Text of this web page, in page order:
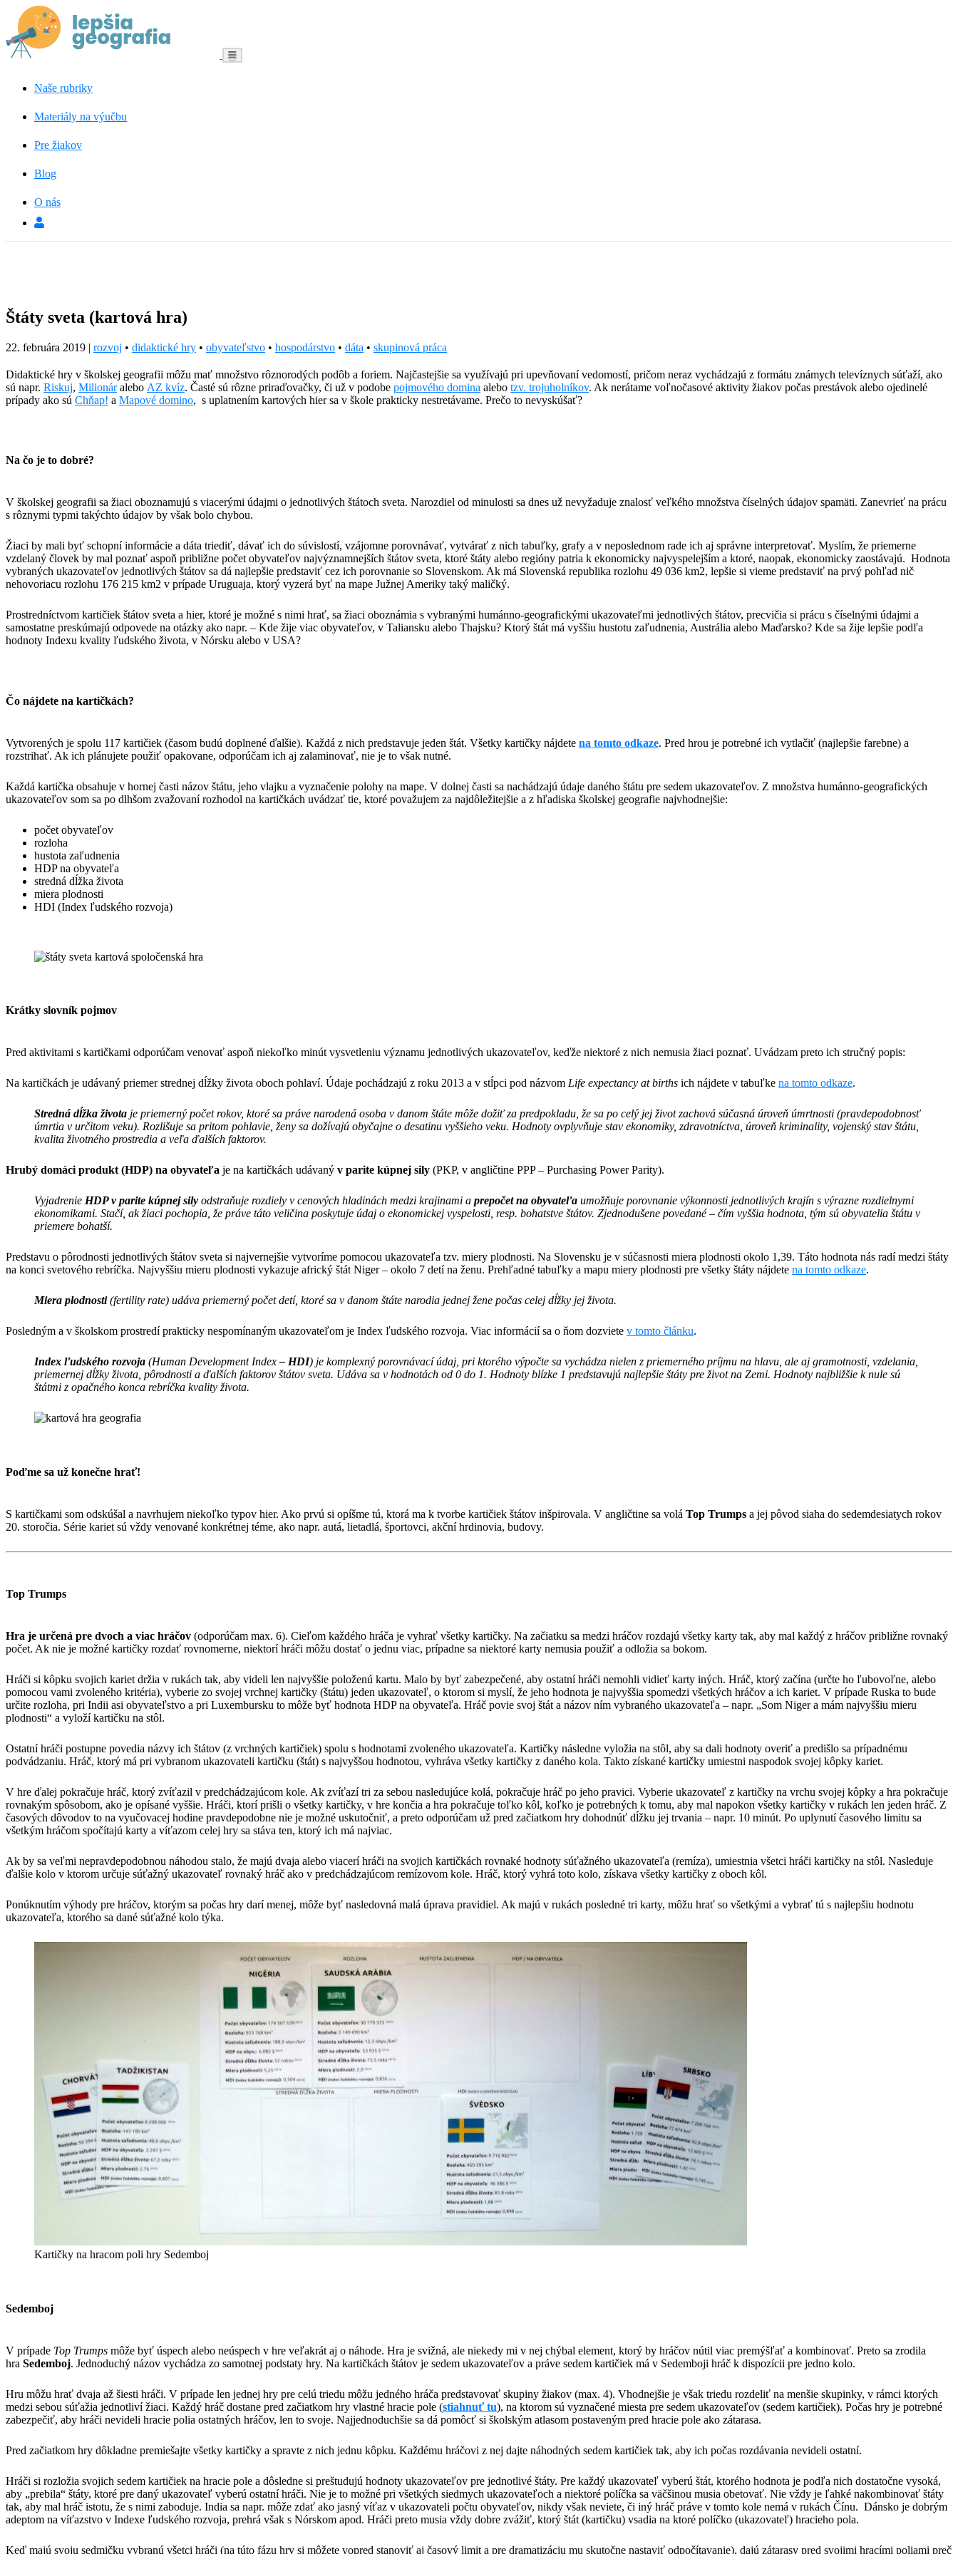
Menu
Naše rubriky
Materiály na výučbu
Pre žiakov
Blog
O nás
Štáty sveta (kartová hra)
22. februára 2019 | rozvoj • didaktické hry • obyvateľstvo • hospodárstvo • dáta • skupinová práca
Didaktické hry v školskej geografii môžu mať množstvo rôznorodých podôb a foriem. Najčastejšie sa využívajú pri upevňovaní vedomostí, pričom neraz vychádzajú z formátu známych televíznych súťaží, ako
sú napr. Riskuj, Milionáralebo AZ kvíz. Časté sú rôzne priraďovačky, či už v podobe pojmového domina alebo tzv. trojuholníkov. Ak nerátame voľnočasové aktivity žiakov počas prestávok alebo ojedinelé
prípady ako sú Chňap! a Mapové domino, s uplatnením kartových hier sa v škole prakticky nestretávame. Prečo to nevyskúšať?
Na čo je to dobré?
V školskej geografii sa žiaci oboznamujú s viacerými údajmi o jednotlivých štátoch sveta. Narozdiel od minulosti sa dnes už nevyžaduje znalosť veľkého množstva číselných údajov spamäti. Zanevrieť na prácu
s rôznymi typmi takýchto údajov by však bolo chybou.
Žiaci by mali byť schopní informácie a dáta triediť, dávať ich do súvislostí, vzájomne porovnávať, vytvárať z nich tabuľky, grafy a v neposlednom rade ich aj správne interpretovať. Myslím, že priemerne
vzdelaný človek by mal poznať aspoň približne počet obyvateľov najvýznamnejších štátov sveta, ktoré štáty alebo regióny patria k ekonomicky najvyspelejším a ktoré, naopak, ekonomicky zaostávajú. Hodnota
vybraných ukazovateľov jednotlivých štátov sa dá najlepšie predstaviť cez ich porovnanie so Slovenskom. Ak má Slovenská republika rozlohu 49 036 km2, lepšie si vieme predstaviť na prvý pohľad nič
nehovoriacu rozlohu 176 215 km2 v prípade Uruguaja, ktorý vyzerá byť na mape Južnej Ameriky taký maličký.
Prostredníctvom kartičiek štátov sveta a hier, ktoré je možné s nimi hrať, sa žiaci oboznámia s vybranými humánno-geografickými ukazovateľmi jednotlivých štátov, precvičia si prácu s číselnými údajmi a
samostatne preskúmajú odpovede na otázky ako napr. – Kde žije viac obyvateľov, v Taliansku alebo Thajsku? Ktorý štát má vyššiu hustotu zaľudnenia, Austrália alebo Maďarsko? Kde sa žije lepšie podľa
hodnoty Indexu kvality ľudského života, v Nórsku alebo v USA?
Čo nájdete na kartičkách?
Vytvorených je spolu 117 kartičiek (časom budú doplnené ďalšie). Každá z nich predstavuje jeden štát. Všetky kartičky nájdete na tomto odkaze. Pred hrou je potrebné ich vytlačiť (najlepšie farebne) a
rozstrihať. Ak ich plánujete použiť opakovane, odporúčam ich aj zalaminovať, nie je to však nutné.
Každá kartička obsahuje v hornej časti názov štátu, jeho vlajku a vyznačenie polohy na mape. V dolnej časti sa nachádzajú údaje daného štátu pre sedem ukazovateľov. Z množstva humánno-geografických
ukazovateľov som sa po dlhšom zvažovaní rozhodol na kartičkách uvádzať tie, ktoré považujem za najdôležitejšie a z hľadiska školskej geografie najvhodnejšie:
počet obyvateľov
rozloha
hustota zaľudnenia
HDP na obyvateľa
stredná dĺžka života
miera plodnosti
HDI (Index ľudského rozvoja)
Krátky slovník pojmov
Pred aktivitami s kartičkami odporúčam venovať aspoň niekoľko minút vysvetleniu významu jednotlivých ukazovateľov, keďže niektoré z nich nemusia žiaci poznať. Uvádzam preto ich stručný popis:
Na kartičkách je udávaný priemer strednej dĺžky života oboch pohlaví. Údaje pochádzajú z roku 2013 a v stĺpci pod názvom Life expectancy at births ich nájdete v tabuľke na tomto odkaze.
Stredná dĺžka života je priemerný počet rokov, ktoré sa práve narodená osoba v danom štáte môže dožiť za predpokladu, že sa po celý jej život zachová súčasná úroveň úmrtnosti (pravdepodobnosť
úmrtia v určitom veku). Rozlišuje sa pritom pohlavie, ženy sa dožívajú obyčajne o desatinu vyššieho veku. Hodnoty ovplyvňuje stav ekonomiky, zdravotníctva, úroveň kriminality, vojenský stav štátu,
kvalita životného prostredia a veľa ďalších faktorov.
Hrubý domáci produkt (HDP) na obyvateľa je na kartičkách udávaný v parite kúpnej sily (PKP, v angličtine PPP – Purchasing Power Parity).
Vyjadrenie HDP v parite kúpnej sily odstraňuje rozdiely v cenových hladinách medzi krajinami a prepočet na obyvateľa umožňuje porovnanie výkonnosti jednotlivých krajín s výrazne rozdielnymi
ekonomikami. Stačí, ak žiaci pochopia, že práve táto veličina poskytuje údaj o ekonomickej vyspelosti, resp. bohatstve štátov. Zjednodušene povedané – čím vyššia hodnota, tým sú obyvatelia štátu v
priemere bohatší.
Predstavu o pôrodnosti jednotlivých štátov sveta si najvernejšie vytvoríme pomocou ukazovateľa tzv. miery plodnosti. Na Slovensku je v súčasnosti miera plodnosti okolo 1,39. Táto hodnota nás radí medzi štáty
na konci svetového rebríčka. Najvyššiu mieru plodnosti vykazuje africký štát Niger – okolo 7 detí na ženu. Prehľadné tabuľky a mapu miery plodnosti pre všetky štáty nájdete na tomto odkaze.
Miera plodnosti(fertility rate) udáva priemerný počet detí, ktoré sa v danom štáte narodia jednej žene počas celej dĺžky jej života.
Posledným a v školskom prostredí prakticky nespomínaným ukazovateľom je Index ľudského rozvoja. Viac informácií sa o ňom dozviete v tomto článku.
Index ľudského rozvoja (Human Development Index– HDI) je komplexný porovnávací údaj, pri ktorého výpočte sa vychádza nielen z priemerného príjmu na hlavu, ale aj gramotnosti, vzdelania,
priemernej dĺžky života, pôrodnosti a ďalších faktorov štátov sveta. Udáva sa v hodnotách od 0 do 1. Hodnoty blízke 1 predstavujú najlepšie štáty pre život na Zemi. Hodnoty najbližšie k nule sú
štátmi z opačného konca rebríčka kvality života.
Poďme sa už konečne hrať!
S kartičkami som odskúšal a navrhujem niekoľko typov hier. Ako prvú si opíšme tú, ktorá ma k tvorbe kartičiek štátov inšpirovala. V angličtine sa volá Top Trumps a jej pôvod siaha do sedemdesiatych rokov
20. storočia. Série kariet sú vždy venované konkrétnej téme, ako napr. autá, lietadlá, športovci, akční hrdinovia, budovy.
Top Trumps
Hra je určená pre dvoch a viac hráčov (odporúčam max. 6). Cieľom každého hráča je vyhrať všetky kartičky. Na začiatku sa medzi hráčov rozdajú všetky karty tak, aby mal každý z hráčov približne rovnaký
počet. Ak nie je možné kartičky rozdať rovnomerne, niektorí hráči môžu dostať o jednu viac, prípadne sa niektoré karty nemusia použiť a odložia sa bokom.
Hráči si kôpku svojich kariet držia v rukách tak, aby videli len najvyššie položenú kartu. Malo by byť zabezpečené, aby ostatní hráči nemohli vidieť karty iných. Hráč, ktorý začína (určte ho ľubovoľne, alebo
pomocou vami zvoleného kritéria), vyberie zo svojej vrchnej kartičky (štátu) jeden ukazovateľ, o ktorom si myslí, že jeho hodnota je najvyššia spomedzi všetkých hráčov a ich kariet. V prípade Ruska to bude
určite rozloha, pri Indii asi obyvateľstvo a pri Luxembursku to môže byť hodnota HDP na obyvateľa. Hráč povie svoj štát a názov ním vybraného ukazovateľa – napr. „Som Niger a mám najvyššiu mieru
plodnosti“ a vyloží kartičku na stôl.
Ostatní hráči postupne povedia názvy ich štátov (z vrchných kartičiek) spolu s hodnotami zvoleného ukazovateľa. Kartičky následne vyložia na stôl, aby sa dali hodnoty overiť a predišlo sa prípadnému
podvádzaniu. Hráč, ktorý má pri vybranom ukazovateli kartičku (štát) s najvyššou hodnotou, vyhráva všetky kartičky z daného kola. Takto získané kartičky umiestni naspodok svojej kôpky kariet.
V hre ďalej pokračuje hráč, ktorý zvíťazil v predchádzajúcom kole. Ak zvíťazí tri za sebou nasledujúce kolá, pokračuje hráč po jeho pravici. Vyberie ukazovateľ z kartičky na vrchu svojej kôpky a hra pokračuje
rovnakým spôsobom, ako je opísané vyššie. Hráči, ktorí prišli o všetky kartičky, v hre končia a hra pokračuje toľko kôl, koľko je potrebných k tomu, aby mal napokon všetky kartičky v rukách len jeden hráč. Z
časových dôvodov to na vyučovacej hodine pravdepodobne nie je možné uskutočniť, a preto odporúčam už pred začiatkom hry dohodnúť dĺžku jej trvania – napr. 10 minút. Po uplynutí časového limitu sa
všetkým hráčom spočítajú karty a víťazom celej hry sa stáva ten, ktorý ich má najviac.
Ak by sa veľmi nepravdepodobnou náhodou stalo, že majú dvaja alebo viacerí hráči na svojich kartičkách rovnaké hodnoty súťažného ukazovateľa (remíza), umiestnia všetci hráči kartičky na stôl. Nasleduje
ďalšie kolo v ktorom určuje súťažný ukazovateľ rovnaký hráč ako v predchádzajúcom remízovom kole. Hráč, ktorý vyhrá toto kolo, získava všetky kartičky z oboch kôl.
Ponúknutím výhody pre hráčov, ktorým sa počas hry darí menej, môže byť nasledovná malá úprava pravidiel. Ak majú v rukách posledné tri karty, môžu hrať so všetkými a vybrať tú s najlepšiu hodnotu
ukazovateľa, ktorého sa dané súťažné kolo týka.
Kartičky na hracom poli hry Sedemboj
Sedemboj
V prípade Top Trumps môže byť úspech alebo neúspech v hre veľakrát aj o náhode. Hra je svižná, ale niekedy mi v nej chýbal element, ktorý by hráčov nútil viac premýšľať a kombinovať. Preto sa zrodila
hra Sedemboj. Jednoduchý názov vychádza zo samotnej podstaty hry. Na kartičkách štátov je sedem ukazovateľov a práve sedem kartičiek má v Sedemboji hráč k dispozícii pre jedno kolo.
Hru môžu hrať dvaja až šiesti hráči. V prípade len jednej hry pre celú triedu môžu jedného hráča predstavovať skupiny žiakov (max. 4). Vhodnejšie je však triedu rozdeliť na menšie skupinky, v rámci ktorých
medzi sebou súťažia jednotliví žiaci. Každý hráč dostane pred začiatkom hry vlastné hracie pole (stiahnuť tu), na ktorom sú vyznačené miesta pre sedem ukazovateľov (sedem kartičiek). Počas hry je potrebné
zabezpečiť, aby hráči nevideli hracie polia ostatných hráčov, len to svoje. Najjednoduchšie sa dá pomôcť si školským atlasom postaveným pred hracie pole ako zátarasa.
Pred začiatkom hry dôkladne premiešajte všetky kartičky a spravte z nich jednu kôpku. Každému hráčovi z nej dajte náhodných sedem kartičiek tak, aby ich počas rozdávania nevideli ostatní.
Hráči si rozložia svojich sedem kartičiek na hracie pole a dôsledne si preštudujú hodnoty ukazovateľov pre jednotlivé štáty. Pre každý ukazovateľ vyberú štát, ktorého hodnota je podľa nich dostatočne vysoká,
aby „prebila“ štáty, ktoré pre daný ukazovateľ vyberú ostatní hráči. Nie je to možné pri všetkých siedmych ukazovateľoch a niektoré políčka sa väčšinou musia obetovať. Nie vždy je ľahké nakombinovať štáty
tak, aby mal hráč istotu, že s nimi zaboduje. India sa napr. môže zdať ako jasný víťaz v ukazovateli počtu obyvateľov, nikdy však neviete, či iný hráč práve v tomto kole nemá v rukách Čínu. Dánsko je dobrým
adeptom na víťazstvo v Indexe ľudského rozvoja, prehrá však s Nórskom apod. Hráči preto musia vždy dobre zvážiť, ktorý štát (kartičku) vsadia na ktoré políčko (ukazovateľ) hracieho pola.
Keď majú svoju sedmičku vybranú všetci hráči (na túto fázu hry si môžete vopred stanoviť aj časový limit a pre dramatizáciu mu skutočne nastaviť odpočítavanie), dajú zátarasy pred svojimi hracími poliami preč